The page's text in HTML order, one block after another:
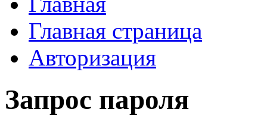
Главная страница
Авторизация
Запрос пароля